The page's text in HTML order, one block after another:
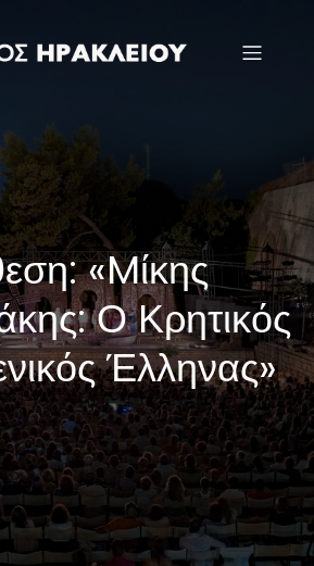
«Mίκης
Ο Κρητικός
Έλληνας»